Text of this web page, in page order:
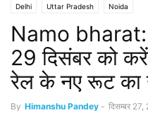
Delhi Uttar Pradesh Noida
Namo bharat:
29 दिसंबर को
रेल के नए रूट का
By Himanshu Pandey - दिसम्बर